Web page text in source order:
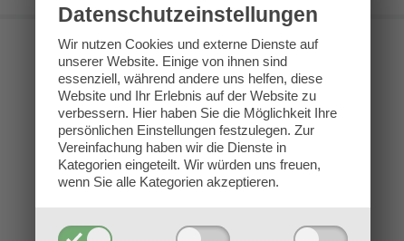
Datenschutz­einstellungen
Wir nutzen Cookies und externe Dienste auf
unserer Website. Einige von ihnen sind
essenziell, während andere uns helfen, diese
Website und Ihr Erlebnis auf der Website zu
verbessern. Hier haben Sie die Möglichkeit Ihre
persönlichen Einstellungen festzulegen. Zur
Vereinfachung haben wir die Dienste in
Kategorien eingeteilt. Wir würden uns freuen,
wenn Sie alle Kategorien akzeptieren.
Kontakt
Impressum
Datenschutz
Widerruf